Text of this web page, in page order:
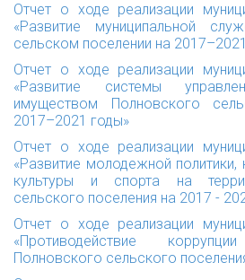
Отчет о ходе реализации
«Развитие муниципальной
сельском поселении на
Отчет о ходе реализации
«Развитие системы
имуществом Полновского
2017–2021 годы»
Отчет о ходе реализации
«Развитие молодежной политики,
культуры и спорта на
сельского поселения на 2017 -
Отчет о ходе реализации
«Противодействие
Полновского сельского